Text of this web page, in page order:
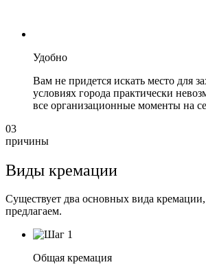
Удобно
Вам не придется искать место для
условиях города практически
все организационные моменты на
03
причины
Виды кремации
Существует два основных вида
предлагаем.
Общая кремация